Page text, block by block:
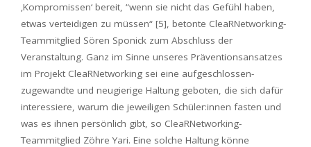
‚Kompromissen‘ bereit, “wenn sie nicht das Gefühl haben,
etwas verteidigen zu müssen“ [5], betonte CleaRNetworking-
Teammitglied Sören Sponick zum Abschluss der
Veranstaltung. Ganz im Sinne unseres Präventionsansatzes
im Projekt CleaRNetworking sei eine aufgeschlossen-
zugewandte und neugierige Haltung geboten, die sich dafür
interessiere, warum die jeweiligen Schüler:innen fasten und
was es ihnen persönlich gibt, so CleaRNetworking-
Teammitglied Zöhre Yari. Eine solche Haltung könne